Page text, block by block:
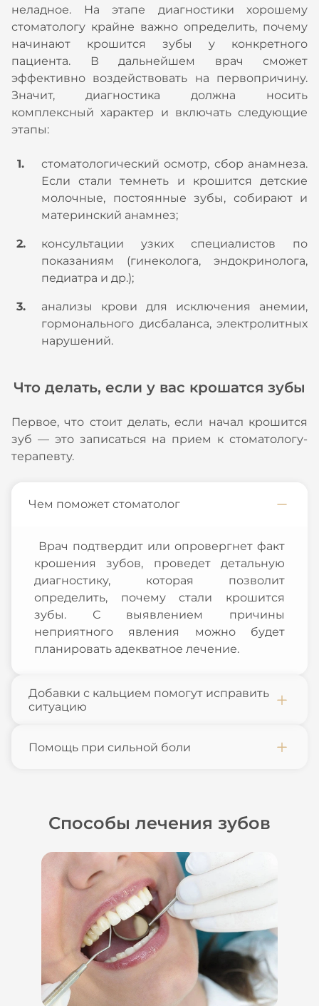
неладное. На этапе диагностики хорошему
стоматологу крайне важно определить, почему
начинают крошится зубы у конкретного
пациента. В дальнейшем врач сможет
эффективно воздействовать на первопричину.
Значит, диагностика должна носить
комплексный характер и включать следующие
этапы:
стоматологический осмотр, сбор анамнеза.
Если стали темнеть и крошится детские
молочные, постоянные зубы, собирают и
материнский анамнез;
консультации узких специалистов по
показаниям (гинеколога, эндокринолога,
педиатра и др.);
анализы крови для исключения анемии,
гормонального дисбаланса, электролитных
нарушений.
Что делать, если у вас крошатся зубы
Первое, что стоит делать, если начал крошится
зуб — это записаться на прием к стоматологу-
терапевту.
Чем поможет стоматолог
Врач подтвердит или опровергнет факт
крошения зубов, проведет детальную
диагностику, которая позволит
определить, почему стали крошится
зубы. С выявлением причины
неприятного явления можно будет
планировать адекватное лечение.
Добавки с кальцием помогут исправить
ситуацию
Помощь при сильной боли
Способы лечения зубов